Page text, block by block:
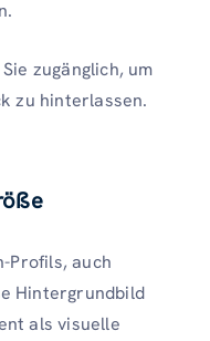
zugänglich, um
zu hinterlassen.
Profils, auch
Hintergrundbild
als visuelle